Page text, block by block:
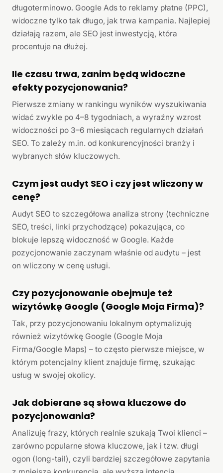
długoterminowo. Google Ads to reklamy płatne (PPC),
widoczne tylko tak długo, jak trwa kampania. Najlepiej
działają razem, ale SEO jest inwestycją, która
procentuje na dłużej.
Ile czasu trwa, zanim będą widoczne
efekty pozycjonowania?
Pierwsze zmiany w rankingu wyników wyszukiwania
widać zwykle po 4–8 tygodniach, a wyraźny wzrost
widoczności po 3–6 miesiącach regularnych działań
SEO. To zależy m.in. od konkurencyjności branży i
wybranych słów kluczowych.
Czym jest audyt SEO i czy jest wliczony w
cenę?
Audyt SEO to szczegółowa analiza strony (techniczne
SEO, treści, linki przychodzące) pokazująca, co
blokuje lepszą widoczność w Google. Każde
pozycjonowanie zaczynam właśnie od audytu – jest
on wliczony w cenę usługi.
Czy pozycjonowanie obejmuje też
wizytówkę Google (Google Moja Firma)?
Tak, przy pozycjonowaniu lokalnym optymalizuję
również wizytówkę Google (Google Moja
Firma/Google Maps) – to często pierwsze miejsce, w
którym potencjalny klient znajduje firmę, szukając
usług w swojej okolicy.
Jak dobierane są słowa kluczowe do
pozycjonowania?
Analizuję frazy, których realnie szukają Twoi klienci –
zarówno popularne słowa kluczowe, jak i tzw. długi
ogon (long-tail), czyli bardziej szczegółowe zapytania